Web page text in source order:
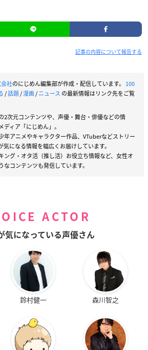
記事の内容について報告する
社のにじめん編集部が作成・配信しています。 100
/話題/漫画/ニュース の最新情報はリンク先をご覧
2次元コンテンツや、声優・舞台・俳優などの情
ィア「にじめん」。
年アニメやキャラクター作品、VTuberなどストリー
になる情報を幅広くお届けしています。
ング・オタ活（推し活）お役立ち情報など、女性オ
コンテンツも発信しています。
ACTOR
気になっている声優さん
鈴村健一 森川智之